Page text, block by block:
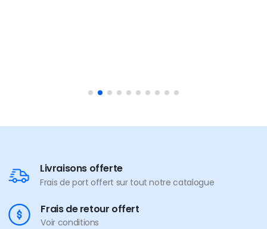
Livraisons offerte
Frais de port offert sur tout notre catalogue
Frais de retour offert
Voir conditions